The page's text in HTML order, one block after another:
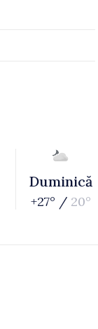
Duminică
+27° / 20°